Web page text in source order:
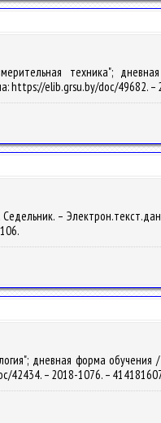
техника";
https://elib.grsu.by/doc/49682.
–
дневная форма
42434. – 2018-1076. –